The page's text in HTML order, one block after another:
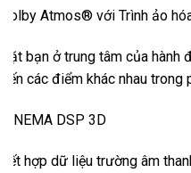
Dolby Atmos® với Trình ảo
Đặt bạn ở trung tâm của
đến các điểm khác nhau
CINEMA DSP 3D
Kết hợp dữ liệu trường âm